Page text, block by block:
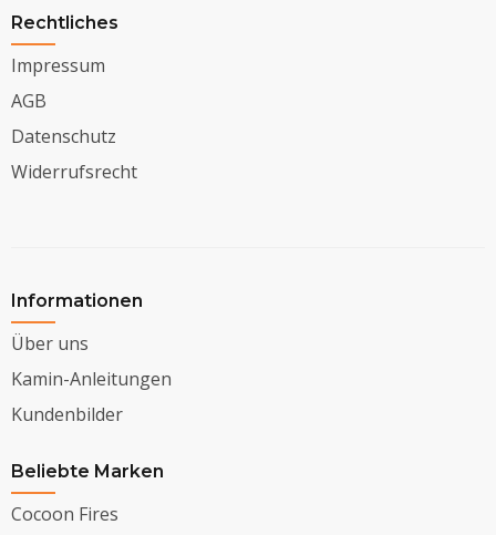
Rechtliches
Impressum
AGB
Datenschutz
Widerrufsrecht
Informationen
Über uns
Kamin-Anleitungen
Kundenbilder
Beliebte Marken
Cocoon Fires